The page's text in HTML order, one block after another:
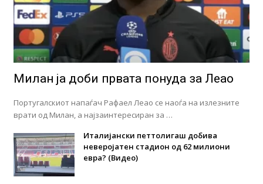
Милан ја доби првата понуда за Леао
Португалскиот напаѓач Рафаел Леао се наоѓа на излезните
врати од Милан, а најзаинтересиран за …
Италијански петтолигаш добива
неверојатен стадион од 62 милиони
евра? (Видео)